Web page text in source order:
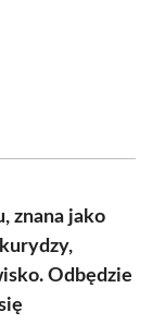
znana jako
Odbędzie